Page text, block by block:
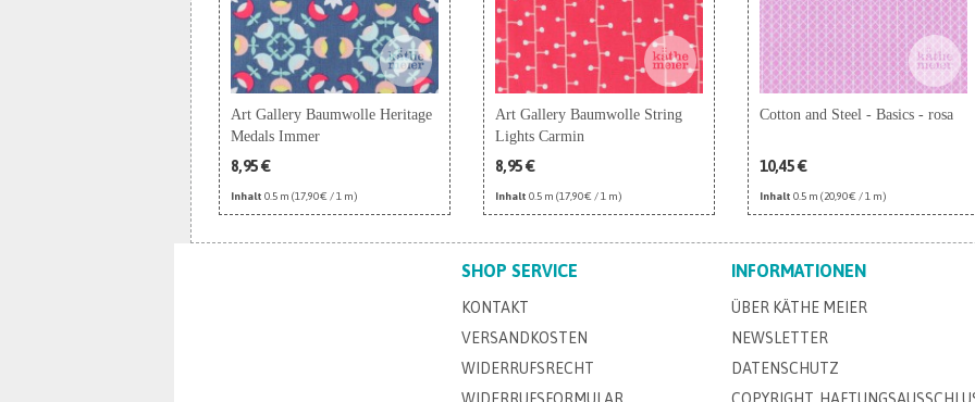
Art Gallery Baumwolle Heritage
Medals Immer
8,95 €
Inhalt 0.5 m (17,90 € / 1 m)
Art Gallery Baumwolle String
Lights Carmin
8,95 €
Inhalt 0.5 m (17,90 € / 1 m)
Cotton and Steel - Basics - rosa
10,45 €
Inhalt 0.5 m (20,90 € / 1 m)
SHOP SERVICE
KONTAKT
VERSANDKOSTEN
WIDERRUFSRECHT
WIDERRUFSFORMULAR
INFORMATIONEN
ÜBER KÄTHE MEIER
NEWSLETTER
DATENSCHUTZ
COPYRIGHT,